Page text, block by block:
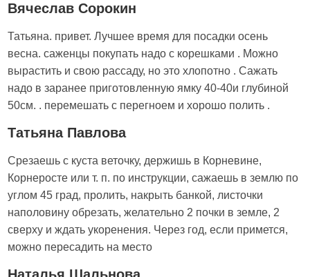
Вячеслав Сорокин
Татьяна. привет. Лучшее время для посадки осень
весна. саженцы покупать надо с корешками . Можно
вырастить и свою рассаду, но это хлопотно . Сажать
надо в заранее приготовленную ямку 40-40и глубиной
50см. . перемешать с перегноем и хорошо полить .
Татьяна Павлова
Срезаешь с куста веточку, держишь в Корневине,
Корнеросте или т. п. по инструкции, сажаешь в землю по
углом 45 град, пролить, накрыть банкой, листочки
наполовину обрезать, желательно 2 почки в земле, 2
сверху и ждать укоренения. Через год, если примется,
можно пересадить на место